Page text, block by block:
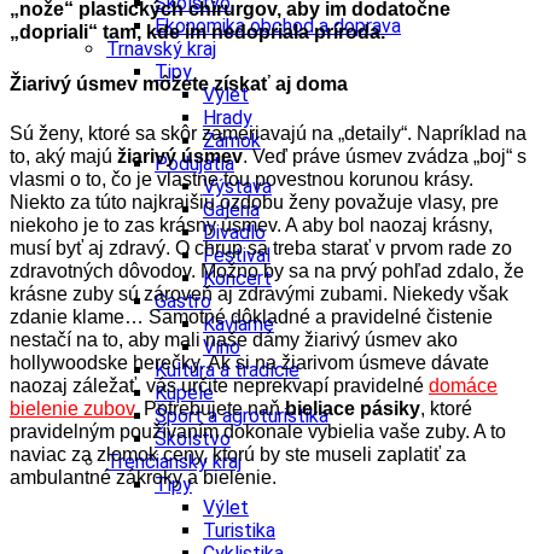
Ekonomika obchod a doprava
Trnavský kraj
Tipy
Výlet
Hrady
Zámok
Podujatia
Výstava
Galéria
Divadlo
Festival
Koncert
Gastro
Kaviarne
Víno
Kultúra a tradície
Kúpele
Šport a agroturistika
Školstvo
Trenčiansky kraj
Tipy
Výlet
Turistika
„nože“ plastických chirurgov, aby im dodatočne
„dopriali“ tam, kde im nedopriala príroda.
Žiarivý úsmev môžete získať aj doma
Sú ženy, ktoré sa skôr zameriavajú na „detaily“. Napríklad na
to, aký majú žiarivý úsmev. Veď práve úsmev zvádza „boj“ s
vlasmi o to, čo je vlastne tou povestnou korunou krásy.
Niekto za túto najkrajšiu ozdobu ženy považuje vlasy, pre
niekoho je to zas krásny úsmev. A aby bol naozaj krásny,
musí byť aj zdravý. O chrup sa treba starať v prvom rade zo
zdravotných dôvodov. Možno by sa na prvý pohľad zdalo, že
krásne zuby sú zároveň aj zdravými zubami. Niekedy však
zdanie klame… Samotné dôkladné a pravidelné čistenie
nestačí na to, aby mali naše dámy žiarivý úsmev ako
hollywoodske herečky.Ak si na žiarivom úsmeve dávate
naozaj záležať, vás určite neprekvapí pravidelné domáce
bielenie zubov. Potrebujete naňbieliace pásiky, ktoré
pravidelným používaním dokonale vybielia vaše zuby. A to
naviac za zlomok ceny, ktorú by ste museli zaplatiť za
ambulantné zákroky a bielenie.